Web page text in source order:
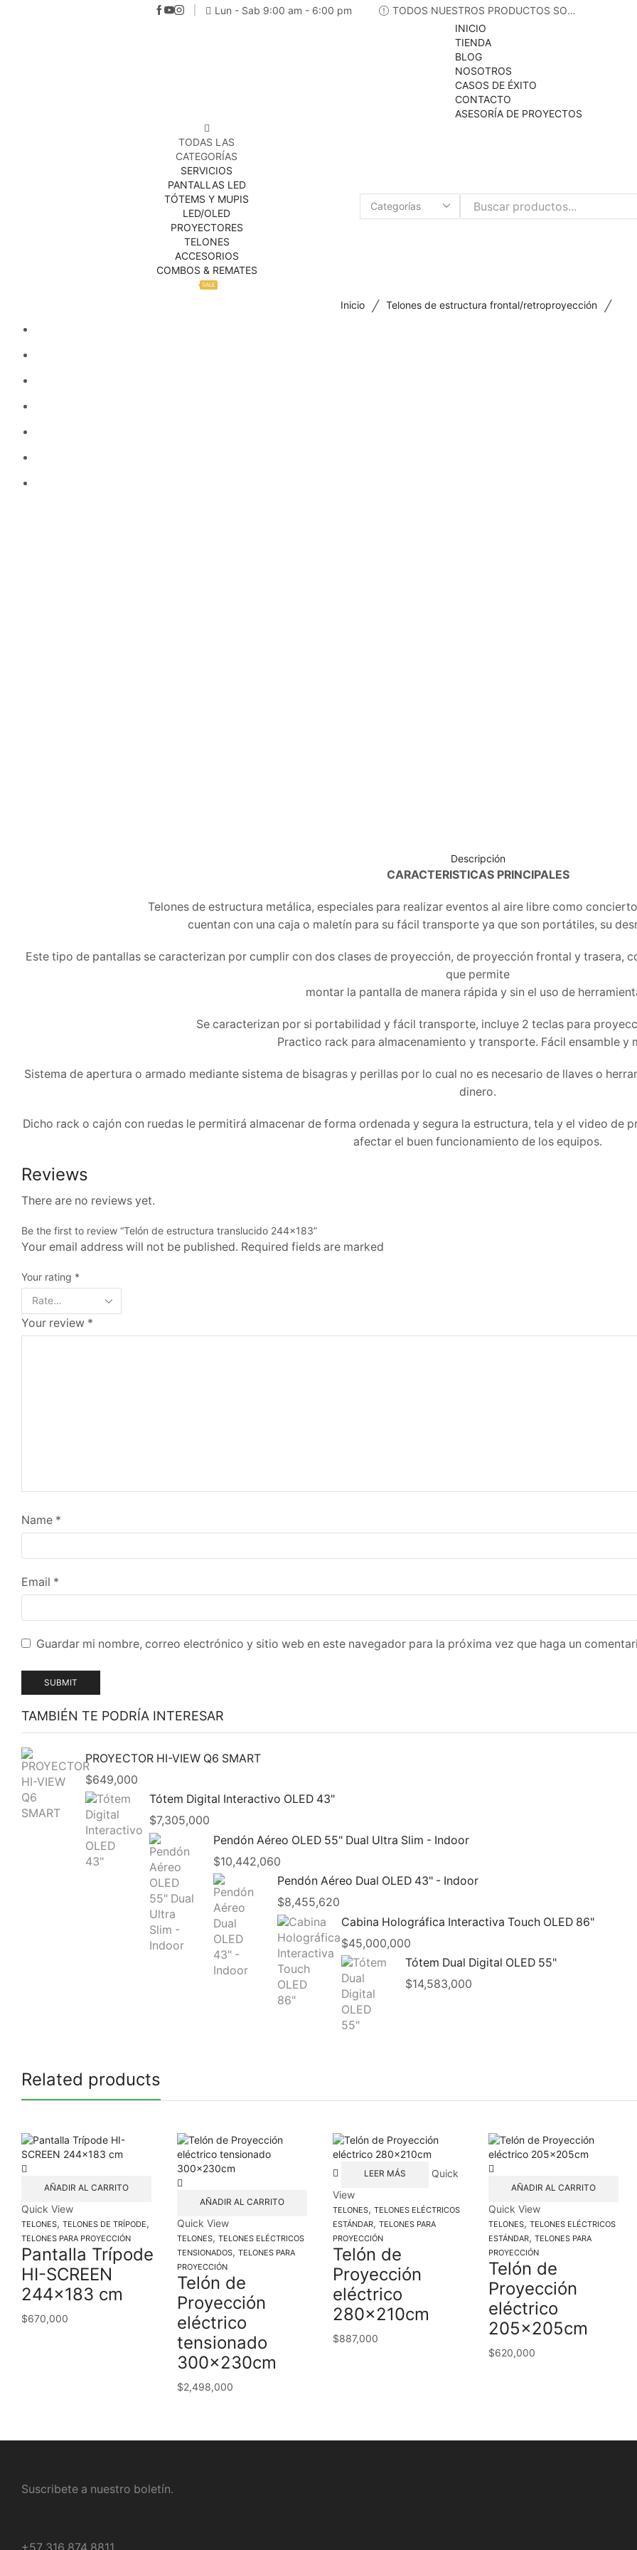
Lun - Sab 9:00 am - 6:00 pm
TODOS NUESTROS PRODUCTOS SON +IVA
INICIO
TIENDA
BLOG
NOSOTROS
CASOS DE ÉXITO
CONTACTO
ASESORÍA DE PROYECTOS
TODAS LAS
CATEGORÍAS
SERVICIOS
PANTALLAS LED
TÓTEMS Y MUPIS
LED/OLED
PROYECTORES
TELONES
ACCESORIOS
COMBOS & REMATES
SALE
Search
Inicio / Telones de estructura frontal/retroproyección /
Descripción
CARACTERISTICAS PRINCIPALES
Telones de estructura metálica, especiales para realizar eventos al aire libre como
cuentan con una caja o maletín para su fácil transporte ya que son portátiles, su
Este tipo de pantallas se caracterizan por cumplir con dos clases de proyección, de proyección frontal y trasera,
que permite
montar la pantalla de manera rápida y sin el uso de
Se caracterizan por si portabilidad y fácil transporte, incluye 2 teclas para
Practico rack para almacenamiento y transporte. Fácil ensamble y
Sistema de apertura o armado mediante sistema de bisagras y perillas por lo cual no es necesario de llaves o
dinero.
Dicho rack o cajón con ruedas le permitirá almacenar de forma ordenada y segura la estructura, tela y el video
afectar el buen funcionamiento de los equipos.
Reviews
There are no reviews yet.
Be the first to review “Telón de estructura translucido 244×183”
Your email address will not be published. Required fields are marked
Your rating *
Your review *
Name *
Email *
Guardar mi nombre, correo electrónico y sitio web en este navegador para la próxima vez que haga un
TAMBIÉN TE PODRÍA INTERESAR
PROYECTOR HI-VIEW Q6 SMART
$649,000
Tótem Digital Interactivo OLED 43"
$7,305,000
Pendón Aéreo OLED 55" Dual Ultra Slim - Indoor
$10,442,060
Pendón Aéreo Dual OLED 43" - Indoor
$8,455,620
Cabina Holográfica Interactiva Touch OLED 86"
$45,000,000
Tótem Dual Digital OLED 55"
$14,583,000
Related products
AÑADIR AL CARRITO
Quick View
TELONES, TELONES DE TRÍPODE,
TELONES PARA PROYECCIÓN
Pantalla Trípode
HI-SCREEN
244×183 cm
$670,000
AÑADIR AL CARRITO
Quick View
TELONES, TELONES ELÉCTRICOS
TENSIONADOS, TELONES PARA
PROYECCIÓN
Telón de
Proyección
eléctrico
tensionado
300x230cm
$2,498,000
LEER MÁS
Quick
View
TELONES, TELONES ELÉCTRICOS
ESTÁNDAR, TELONES PARA
PROYECCIÓN
Telón de
Proyección
eléctrico
280x210cm
$887,000
AÑADIR AL CARRITO
Quick View
TELONES, TELONES ELÉCTRICOS
ESTÁNDAR, TELONES PARA
PROYECCIÓN
Telón de
Proyección
eléctrico
205x205cm
$620,000
Suscribete a nuestro boletín.